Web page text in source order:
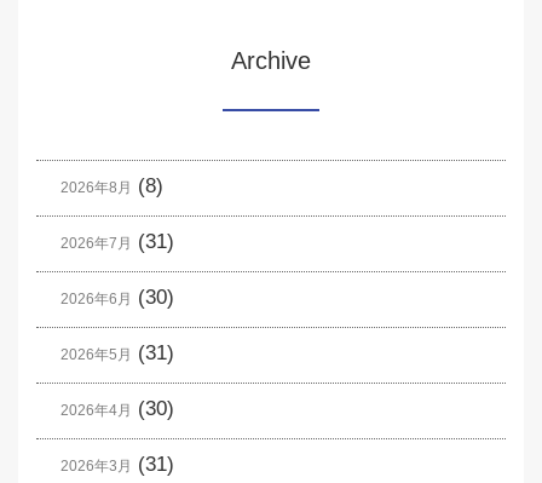
Archive
2026年8月 (8)
2026年7月 (31)
2026年6月 (30)
2026年5月 (31)
2026年4月 (30)
2026年3月 (31)